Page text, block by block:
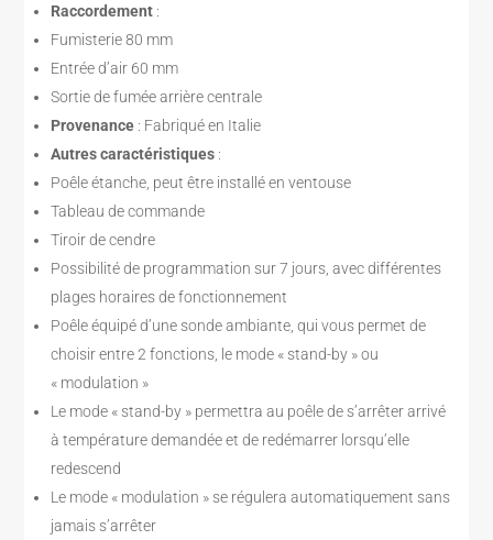
Raccordement :
Fumisterie 80 mm
Entrée d’air 60 mm
Sortie de fumée arrière centrale
Provenance : Fabriqué en Italie
Autres caractéristiques :
Poêle étanche, peut être installé en ventouse
Tableau de commande
Tiroir de cendre
Possibilité de programmation sur 7 jours, avec différentes
plages horaires de fonctionnement
Poêle équipé d’une sonde ambiante, qui vous permet de
choisir entre 2 fonctions, le mode « stand-by » ou
« modulation »
Le mode « stand-by » permettra au poêle de s’arrêter arrivé
à température demandée et de redémarrer lorsqu’elle
redescend
Le mode « modulation » se régulera automatiquement sans
jamais s’arrêter